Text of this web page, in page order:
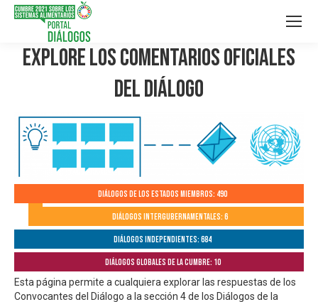
Explore los Comentarios Oficiales
del Diálogo
Diálogos de los Estados Miembros: 490
Diálogos Intergubernamentales: 6
Diálogos independientes: 684
Diálogos globales de la Cumbre: 10
Esta página permite a cualquiera explorar las respuestas de los
Convocantes del Diálogo a la sección 4 de los Diálogos de la